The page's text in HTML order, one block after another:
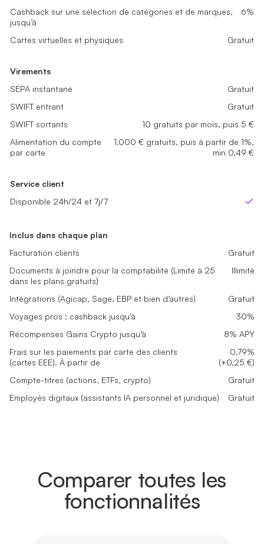
Service client
Disponible 24h/24 et 7j/7
Oui
Service client
Disponible 24h/24 et 7j/7
Oui
Cashback sur une sélection de catégories et de marques,
jusqu’à
6%
Cartes virtuelles et physiques Gratuit
Virements
SEPA instantané
Gratuit
SWIFT entrant
Gratuit
SWIFT sortants
10 gratuits par mois, puis 5 €
Alimentation du compte
par carte
1.000 € gratuits, puis à partir de 1%,
min 0,49 €
Service client
Disponible 24h/24 et 7j/7
Service client
Disponible 24h/24 et 7j/7
Oui
Inclus dans chaque plan
Facturation clients
Gratuit
Documents à joindre pour la comptabilité (Limité à 25
dans les plans gratuits)
Illimité
Intégrations (Agicap, Sage, EBP et bien d’autres)
Gratuit
Voyages pros : cashback jusqu'à
30%
Récompenses Gains Crypto jusqu’à
8% APY
Frais sur les paiements par carte des clients
(cartes EEE). À partir de
0,79%
(+0,25 €)
Compte-titres (actions, ETFs, crypto)
Gratuit
Employés digitaux (assistants IA personnel et juridique)
Gratuit
Comparer toutes les
fonctionnalités